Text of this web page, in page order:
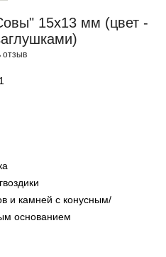
15х13 мм (цвет -
отзыв
и камней с конусным/
основанием